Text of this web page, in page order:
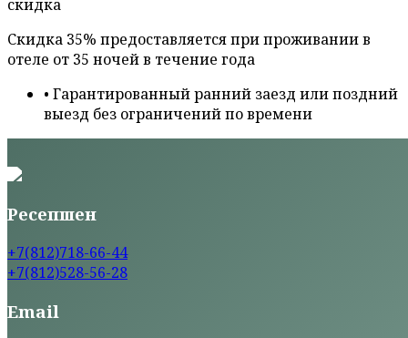
скидка
Скидка 35% предоставляется при проживании в
отеле от 35 ночей в течение года
• Гарантированный ранний заезд или поздний
выезд без ограничений по времени
Ресепшен
+7(812)718-66-44
+7(812)528-56-28
Email